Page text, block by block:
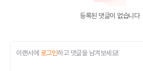
등록된 댓글이 없습니다
이랜서에 로그인하고 댓글을 남겨보세요!